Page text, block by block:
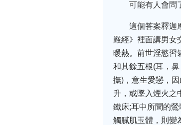
可能有人會問
這個答案釋迦
嚴經》裡面講男女
暖熱。前世淫慾習
和其餘五根(耳，
撫)，意生愛戀，
升，或墜入煙火之
鐵床;耳中所聞的
觸膩肌玉體，則變